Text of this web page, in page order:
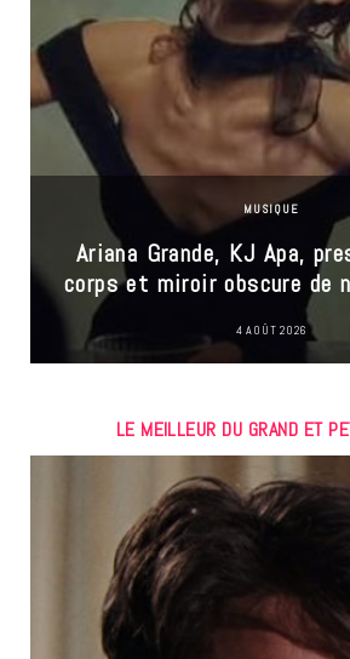
MUSIQUE
Ariana Grande, KJ Apa,
corps et miroir obscure de
4 AOÛT 2026
LE MEILLEUR DU GRAND ET